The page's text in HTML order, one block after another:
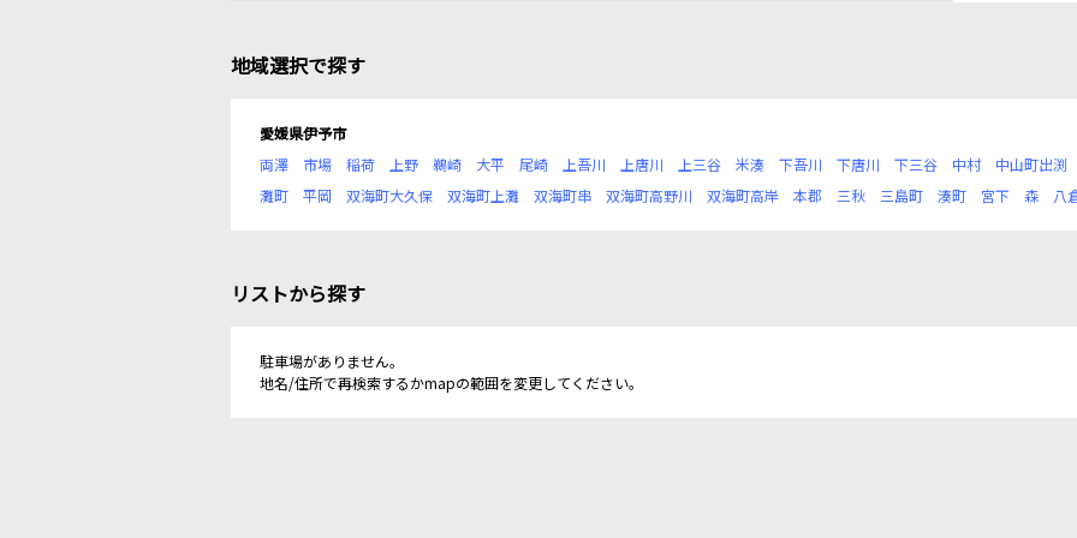
地域選択で探す
愛媛県伊予市
両澤
市場 稲荷 上野 鵜崎 大平 尾崎 上吾川 上唐川 上三谷 米湊 下吾川 下唐川 下三谷 中村 中山町出渕
灘町
平岡 双海町大久保 双海町上灘 双海町串 双海町高野川 双海町高岸 本郡 三秋 三島町 湊町 宮下 森 八
リストから探す
駐車場がありません。
地名/住所で再検索するかmapの範囲を変更してください。